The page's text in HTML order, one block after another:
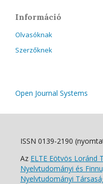
Információ
Olvasóknak
Szerzőknek
Open Journal Systems
ISSN 0139-2190
Az ELTE Eötvös Loránd
Nyelvtudományi és
Nyelvtudományi